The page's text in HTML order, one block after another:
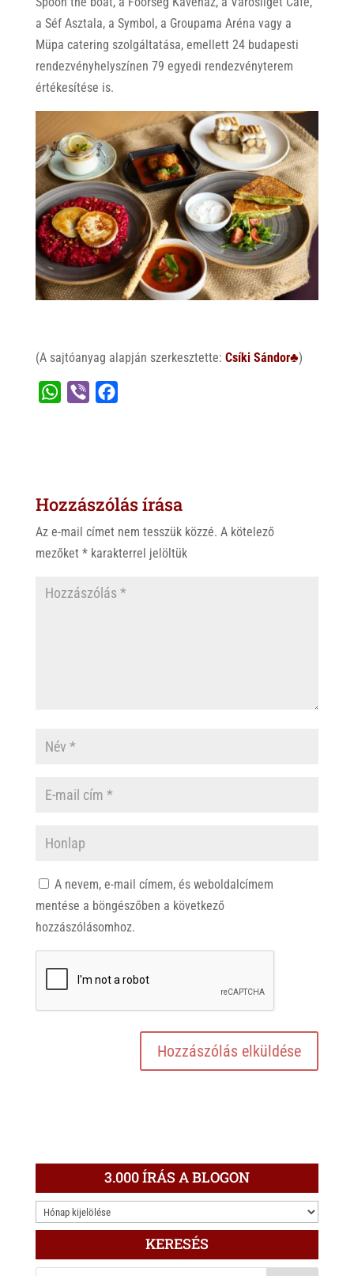
a Séf Asztala, a Symbol, a Groupama Aréna vagy a
Müpa catering szolgáltatása, emellett 24 budapesti
rendezvényhelyszínen 79 egyedi rendezvényterem
értékesítése is.
(A sajtóanyag alapján szerkesztette: Csíki Sándor♣)
A
p
o
k
Hozzászólás írása
Az e-mail címet nem tesszük közzé. A kötelező
mezőket *karakterrel jelöltük
A nevem, e-mail címem, és weboldalcímem
mentése a böngészőben a következő
hozzászólásomhoz.
3.000 ÍRÁS A BLOGON
3.000
ÍRÁS
KERESÉS